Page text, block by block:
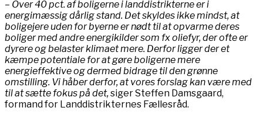
– Over 40 pct. af boligerne i landdistrikterne er i
energimæssig dårlig stand. Det skyldes ikke mindst, at
boligejere uden for byerne er nødt til at opvarme deres
boliger med andre energikilder som fx oliefyr, der ofte er
dyrere og belaster klimaet mere. Derfor ligger der et
kæmpe potentiale for at gøre boligerne mere
energieffektive og dermed bidrage til den grønne
omstilling. Vi håber derfor, at vores forslag kan være med
til at sætte fokus på det,siger Steffen Damsgaard,
formand for Landdistrikternes Fællesråd.